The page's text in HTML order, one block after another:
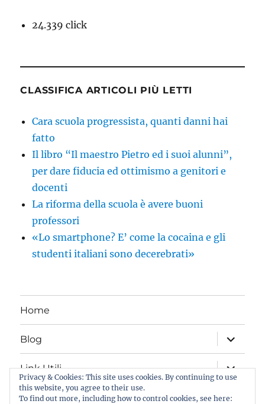
24.339 click
CLASSIFICA ARTICOLI PIÙ LETTI
Cara scuola progressista, quanti danni hai
fatto
Il libro “Il maestro Pietro ed i suoi alunni”,
per dare fiducia ed ottimismo a genitori e
docenti
La riforma della scuola è avere buoni
professori
«Lo smartphone? E’ come la cocaina e gli
studenti italiani sono decerebrati»
Home
Blog
apri
i
menu
child
Link Utili
apri
i
Iscriviti al Blog
Privacy & Cookies: This site uses cookies. By continuing to use
this website, you agree to their use.
To find out more, including how to control cookies, see here: